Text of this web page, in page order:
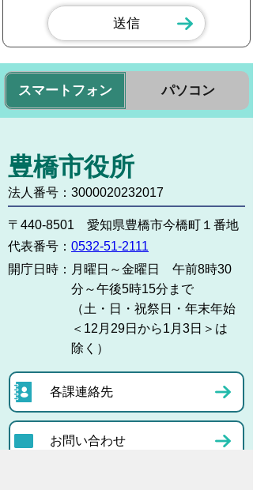
スマートフォン パソコン
豊橋市役所
法人番号：3000020232017
〒440-8501 愛知県豊橋市今橋町１番地
代表番号： 0532-51-2111
開庁日時： 月曜日～金曜日 午前8時30
分～午後5時15分まで
（土・日・祝祭日・年末年始
＜12月29日から1月3日＞は
除く）
各課連絡先
お問い合わせ